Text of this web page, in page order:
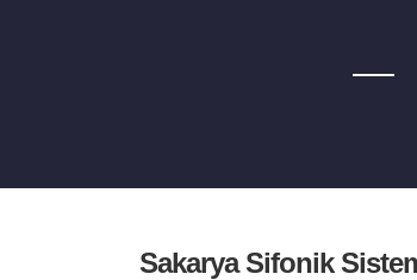
Sakarya Sifonik